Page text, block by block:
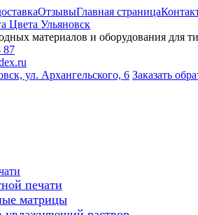
ОтзывыГлавная страница
материалов и оборудования для
87
ул. Архангельского, 6 Заказать
печати
матрицы